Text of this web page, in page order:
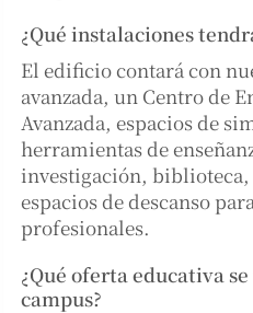
¿Qué instalaciones
El edificio contará con
avanzada, un Centro de
Avanzada, espacios de
herramientas de
investigación, biblioteca,
espacios de descanso
profesionales.
¿Qué oferta educativa
campus?